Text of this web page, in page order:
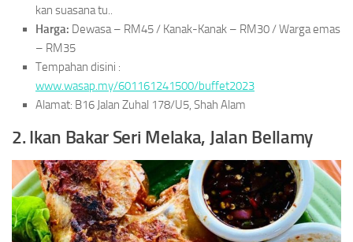
kan suasana tu..
Harga: Dewasa – RM45 / Kanak-Kanak – RM30 / Warga emas
– RM35
Tempahan disini :
www.wasap.my/601161241500/buffet2023
Alamat: B16 Jalan Zuhal 178/U5, Shah Alam
2. Ikan Bakar Seri Melaka, Jalan Bellamy